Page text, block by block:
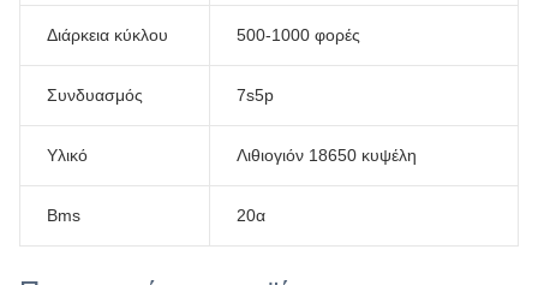
Διάρκεια κύκλου 500-1000 φορές
Συνδυασμός 7s5p
Υλικό Λιθιογιόν 18650 κυψέλη
Bms 20α